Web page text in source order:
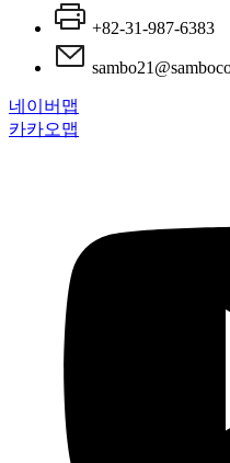
+82-31-987-6383
네이버맵
카카오맵